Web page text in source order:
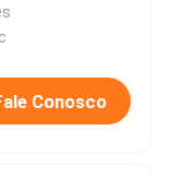
da resina
Conosco